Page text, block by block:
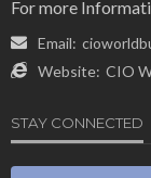
For more
Email:
Website: CIO
STAY CONNECTED